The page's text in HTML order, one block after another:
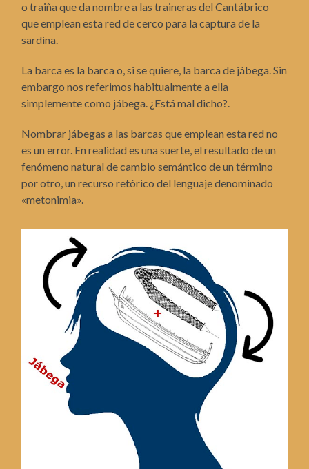
o traiña que da nombre a las traineras del Cantábrico
que emplean esta red de cerco para la captura de la
sardina.
La barca es la barca o, si se quiere, la barca de jábega. Sin
embargo nos referimos habitualmente a ella
simplemente como jábega. ¿Está mal dicho?.
Nombrar jábegas a las barcas que emplean esta red no
es un error. En realidad es una suerte, el resultado de un
fenómeno natural de cambio semántico de un término
por otro, un recurso retórico del lenguaje denominado
«metonimia».